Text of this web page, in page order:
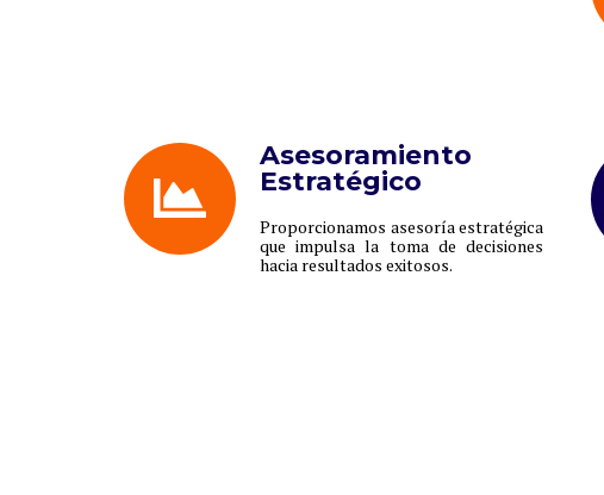
Asesoramiento
Estratégico
Proporcionamos asesoría estratégica
que impulsa la toma de decisiones
hacia resultados exitosos.